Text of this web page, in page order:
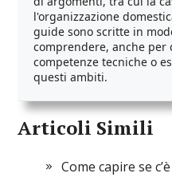
l'organizzazione
guide sono scritte in
comprendere, anche
competenze tecniche o
questi ambiti.
Articoli Simili
Come capire se